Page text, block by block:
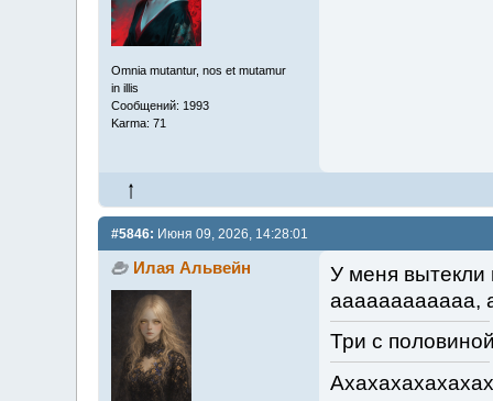
Omnia mutantur, nos et mutamur
in illis
Сообщений: 1993
Karma: 71
#5846: Июня 09, 2026, 14:28:01
Илая Альвейн
У меня вытекли
аааааааааааа,
Три с